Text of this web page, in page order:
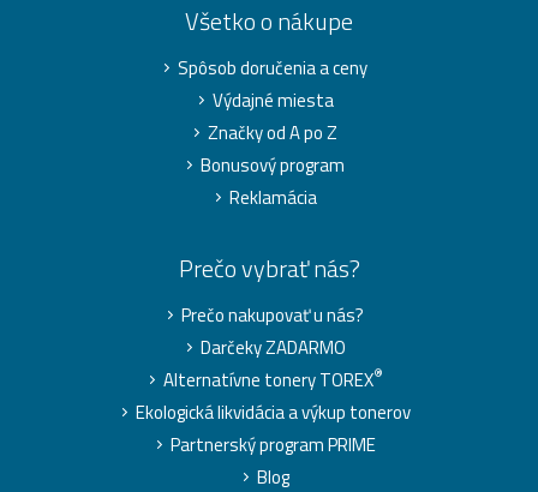
Všetko o nákupe
Spôsob doručenia a ceny
Výdajné miesta
Značky od A po Z
Bonusový program
Reklamácia
Prečo vybrať nás?
Prečo nakupovať u nás?
Darčeky ZADARMO
Alternatívne tonery TOREX®
Ekologická likvidácia a výkup tonerov
Partnerský program PRIME
Blog